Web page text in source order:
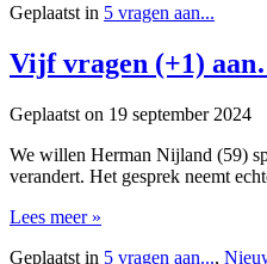
Geplaatst in 5 vragen aan...
Vijf vragen (+1)
Geplaatst on 19 september 2024
We willen Herman Nijland (59)
verandert. Het gesprek neemt
Lees meer »
Geplaatst in 5 vragen aan...,